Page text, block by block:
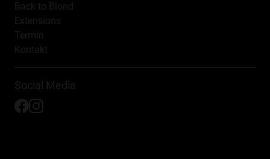
Back to Blond
Extensions
Termin
Kontakt
Social Media
Facebook Link
Instagram Link